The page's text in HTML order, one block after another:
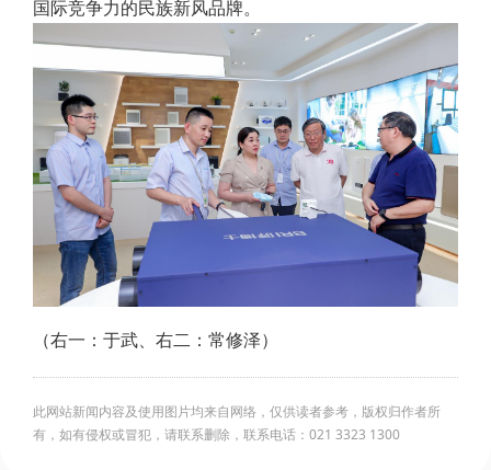
国际竞争力的民族新风品牌。
（右一：于武、右二：常修泽）
此网站新闻内容及使用图片均来自网络，仅供读者参考，版权归作者所
有，如有侵权或冒犯，请联系删除，联系电话：021 3323 1300